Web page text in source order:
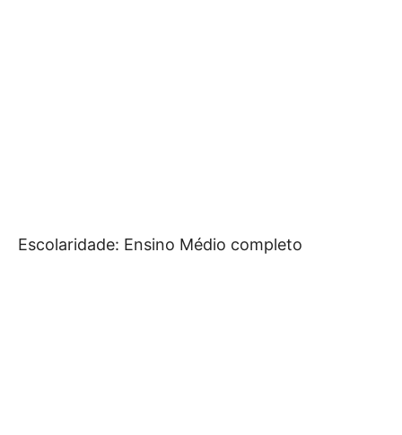
Escolaridade: Ensino Médio completo